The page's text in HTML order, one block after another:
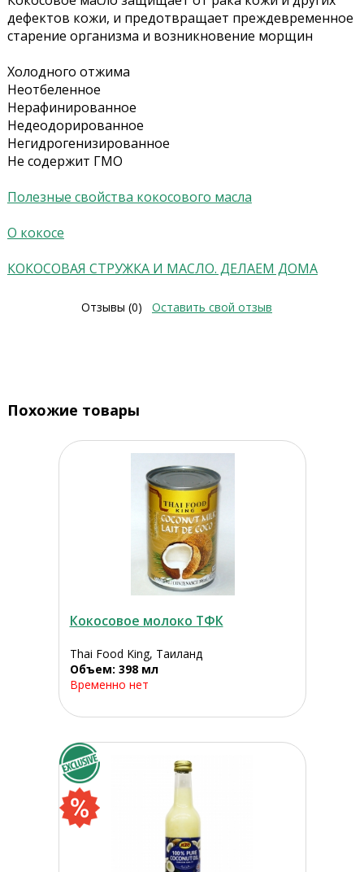
дефектов кожи, и предотвращает преждевременное
старение организма и возникновение морщин
Холодного отжима
Неотбеленное
Нерафинированное
Недеодорированное
Негидрогенизированное
Не содержит ГМО
Полезные свойства кокосового масла
О кокосе
КОКОСОВАЯ СТРУЖКА И МАСЛО. ДЕЛАЕМ ДОМА
Отзывы (0) Оставить свой отзыв
Похожие товары
Кокосовое молоко ТФК
Thai Food King, Таиланд
Объем: 398 мл
Временно нет